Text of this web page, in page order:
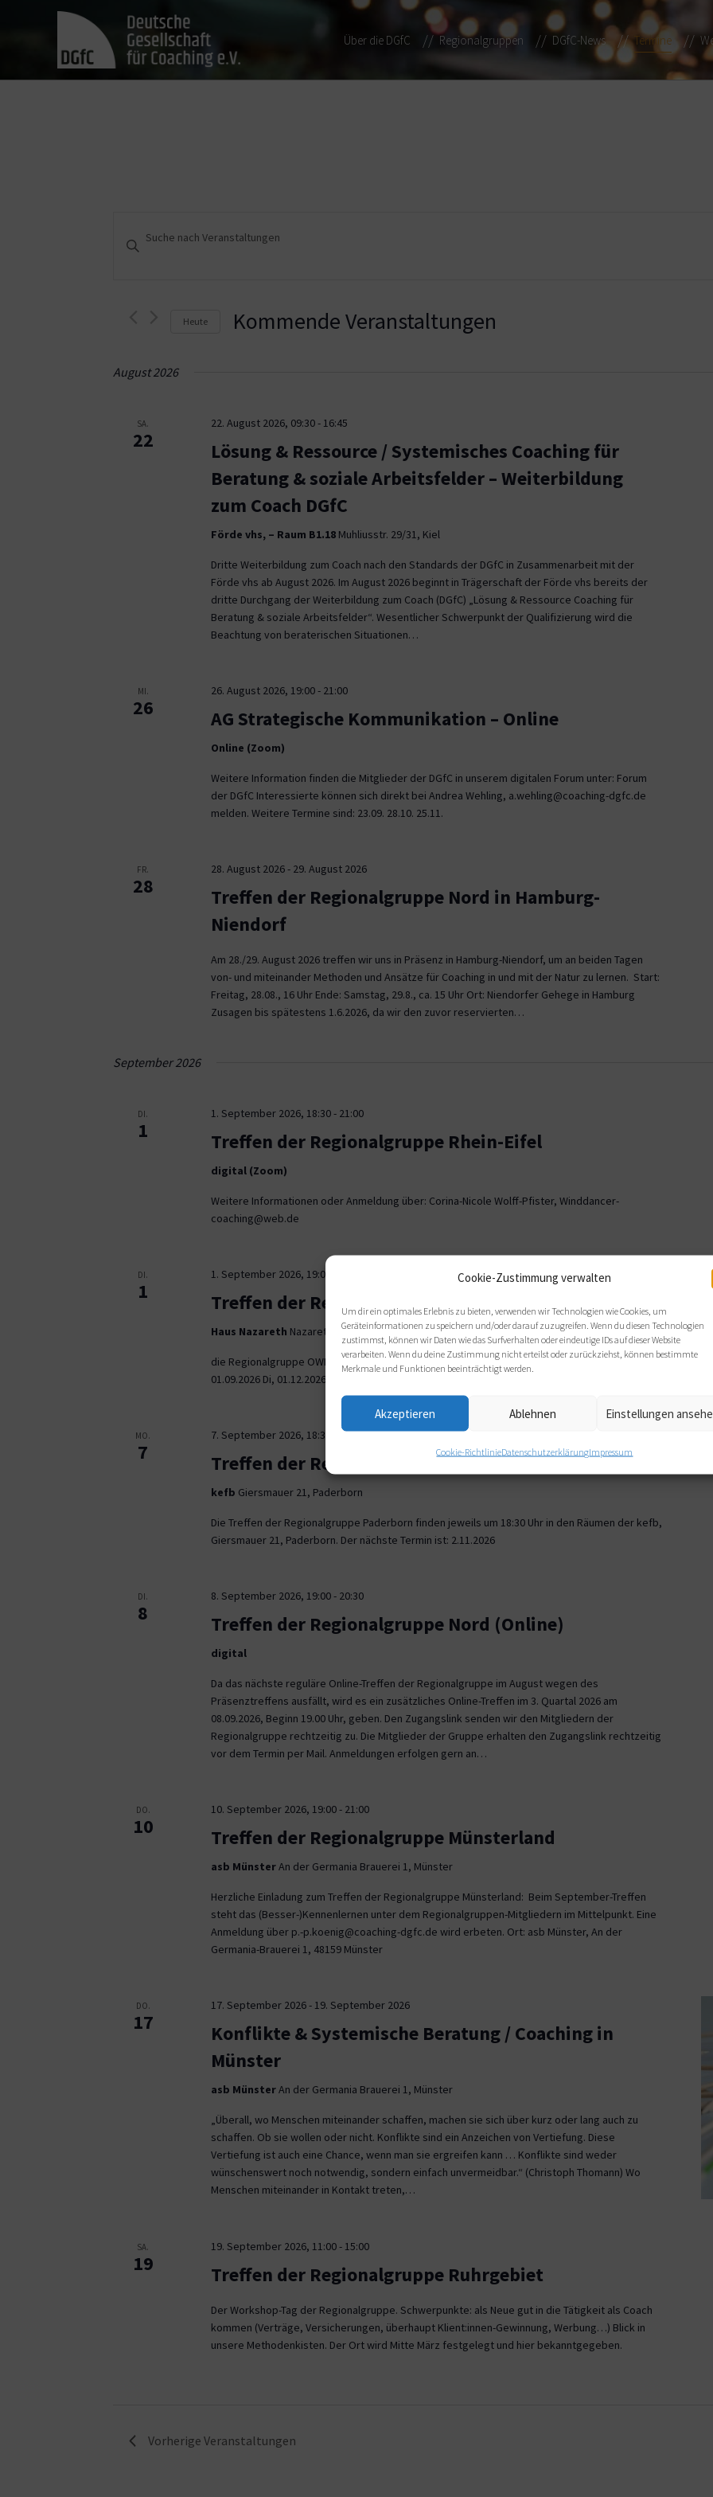
Cookie-Zustimmung verwalten
Um dir ein optimales Erlebnis zu bieten, verwenden wir Technologien wie Cookies, um
Geräteinformationen zu speichern und/oder darauf zuzugreifen. Wenn du diesen Technologien
zustimmst, können wir Daten wie das Surfverhalten oder eindeutige IDs auf dieser Website
verarbeiten. Wenn du deine Zustimmung nicht erteilst oder zurückziehst, können bestimmte
Merkmale und Funktionen beeinträchtigt werden.
Akzeptieren Ablehnen Einstellungen
Cookie-RichtlinieDatenschutzerklärungImpressum
Über die DGfC Regionalgruppen DGfC-News Termine
Veranstaltungen
Suche
Ansichten,
Navigation
Schlüsselwort
Heute Kommende Veranstaltungen
August 2026
SA.
22
22. August 2026, 09:30- 16:45
Lösung & Ressource / Systemisches Coaching für
Beratung & soziale Arbeitsfelder – Weiterbildung
zum Coach DGfC
Förde vhs, – Raum B1.18 Muhliusstr. 29/31, Kiel
Dritte Weiterbildung zum Coach nach den Standards der DGfC in Zusammenarbeit mit der
Förde vhs ab August 2026. Im August 2026 beginnt in Trägerschaft der Förde vhs bereits der
dritte Durchgang der Weiterbildung zum Coach (DGfC) „Lösung & Ressource Coaching für
Beratung & soziale Arbeitsfelder“. Wesentlicher Schwerpunkt der Qualifizierung wird die
Beachtung von beraterischen Situationen…
MI.
26
26. August 2026, 19:00- 21:00
AG Strategische Kommunikation – Online
Online (Zoom)
Weitere Information finden die Mitglieder der DGfC in unserem digitalen Forum unter: Forum
der DGfC Interessierte können sich direkt bei Andrea Wehling, a.wehling@coaching-dgfc.de
melden. Weitere Termine sind: 23.09. 28.10. 25.11.
FR.
28
28. August 2026- 29. August 2026
Treffen der Regionalgruppe Nord in Hamburg-
Niendorf
Am 28./29. August 2026 treffen wir uns in Präsenz in Hamburg-Niendorf, um an beiden Tagen
von- und miteinander Methoden und Ansätze für Coaching in und mit der Natur zu lernen. Start:
Freitag, 28.08., 16 Uhr Ende: Samstag, 29.8., ca. 15 Uhr Ort: Niendorfer Gehege in Hamburg
Zusagen bis spätestens 1.6.2026, da wir den zuvor reservierten…
September 2026
DI.
1
1. September 2026, 18:30- 21:00
Treffen der Regionalgruppe Rhein-Eifel
digital (Zoom)
Weitere Informationen oder Anmeldung über: Corina-Nicole Wolff-Pfister, Winddancer-
coaching@web.de
DI.
1
1. September 2026, 19:00
Treffen der Regionalgruppe OWL
Haus Nazareth Nazarethweg 5, Bielefeld
die Regionalgruppe OWL trifft sich wie gewohnt im Haus Nazareth an folgenden Terminen: Di,
01.09.2026 Di, 01.12.2026 jeweils von 19 bis 21 Uhr.
MO.
7
7. September 2026, 18:30 21:30
Treffen der Regionalgruppe Paderborn
kefb Giersmauer 21, Paderborn
Die Treffen der Regionalgruppe Paderborn finden jeweils um 18:30 Uhr in den Räumen der kefb,
Giersmauer 21, Paderborn. Der nächste Termin ist: 2.11.2026
DI.
8
8. September 2026, 19:00- 20:30
Treffen der Regionalgruppe Nord (Online)
digital
Da das nächste reguläre Online-Treffen der Regionalgruppe im August wegen des
Präsenztreffens ausfällt, wird es ein zusätzliches Online-Treffen im 3. Quartal 2026 am
08.09.2026, Beginn 19.00 Uhr, geben. Den Zugangslink senden wir den Mitgliedern der
Regionalgruppe rechtzeitig zu. Die Mitglieder der Gruppe erhalten den Zugangslink rechtzeitig
vor dem Termin per Mail. Anmeldungen erfolgen gern an…
DO.
10
10. September 2026, 19:00- 21:00
Treffen der Regionalgruppe Münsterland
asb MünsterAn der Germania Brauerei 1, Münster
Herzliche Einladung zum Treffen der Regionalgruppe Münsterland: Beim September-Treffen
steht das (Besser-)Kennenlernen unter dem Regionalgruppen-Mitgliedern im Mittelpunkt. Eine
Anmeldung über p.-p.koenig@coaching-dgfc.de wird erbeten. Ort: asb Münster, An der
Germania-Brauerei 1, 48159 Münster
DO.
17
17. September 2026- 19. September 2026
Konflikte & Systemische Beratung / Coaching in
Münster
asb MünsterAn der Germania Brauerei 1, Münster
„Überall, wo Menschen miteinander schaffen, machen sie sich über kurz oder lang auch zu
schaffen. Ob sie wollen oder nicht. Konflikte sind ein Anzeichen von Vertiefung. Diese
Vertiefung ist auch eine Chance, wenn man sie ergreifen kann … Konflikte sind weder
wünschenswert noch notwendig, sondern einfach unvermeidbar.“ (Christoph Thomann) Wo
Menschen miteinander in Kontakt treten,…
SA.
19
19. September 2026, 11:00- 15:00
Treffen der Regionalgruppe Ruhrgebiet
Der Workshop-Tag der Regionalgruppe. Schwerpunkte: als Neue gut in die Tätigkeit als Coach
kommen (Verträge, Versicherungen, überhaupt Klient:innen-Gewinnung, Werbung…) Blick in
unsere Methodenkisten. Der Ort wird Mitte März festgelegt und hier bekanntgegeben.
Vorherige Veranstaltungen